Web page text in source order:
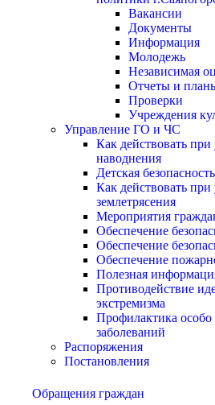
Вакансии
Документы
Информация
Молодежь
Независимая
Отчеты и
Проверки
Учреждения
Управление ГО и ЧС
Как действовать при
наводнения
Детская безопасность
Как действовать при
землетрясения
Мероприятия
Обеспечение
Обеспечение
Обеспечение
Полезная
Противодействие
экстремизма
Профилактика
заболеваний
Распоряжения
Постановления
Обращения граждан